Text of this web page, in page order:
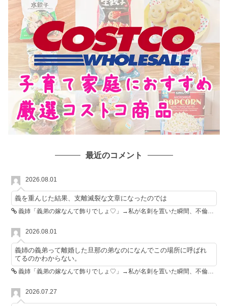
最近のコメント
2026.08.01
義を重んじた結果、支離滅裂な文章になったのでは
義姉「義弟の嫁なんて飾りでしょ♡」→私が名刺を置いた瞬間、不倫相手が青ざめた
2026.08.01
義姉の義弟って離婚した旦那の弟なのになんでこの場所に呼ばれ
てるのかわからない。
義姉「義弟の嫁なんて飾りでしょ♡」→私が名刺を置いた瞬間、不倫相手が青ざめた
2026.07.27